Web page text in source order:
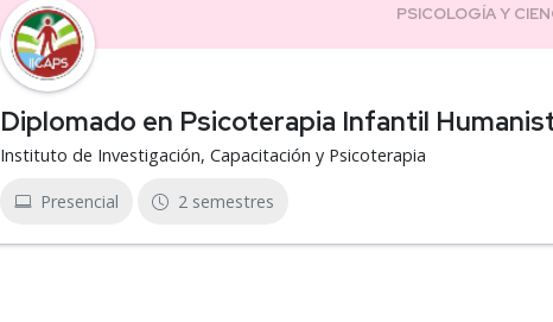
Diplomado en Psicoterapia Infantil
Instituto de Investigación, Capacitación y Psicoterapia
Presencial 2 semestres